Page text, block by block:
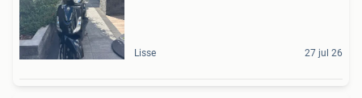
Lisse 27 jul 26